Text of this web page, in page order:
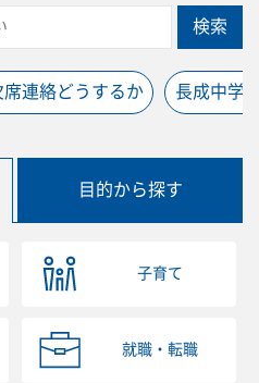
検索
席連絡どうするか 長成中学
目的から探す
子育て
就職・転職